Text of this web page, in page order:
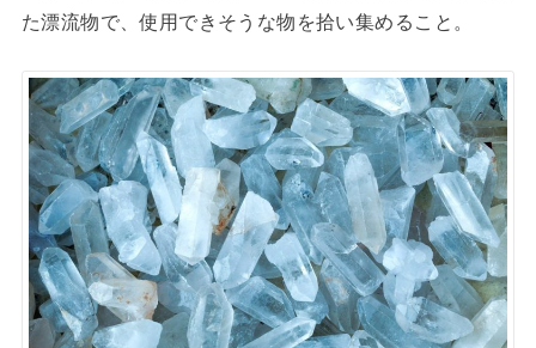
た漂流物で、使用できそうな物を拾い集めること。